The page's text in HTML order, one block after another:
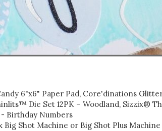
6"x6" Paper Pad, Core'dinations
Die Set 12PK – Woodland, Sizzix®
Birthday Numbers
Big Shot Machine or Big Shot Plus